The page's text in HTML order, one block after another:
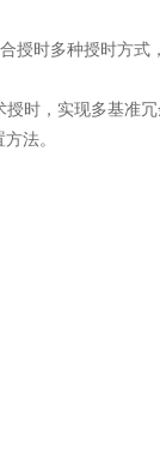
授时多种授时方式
时，实现多基准
法。